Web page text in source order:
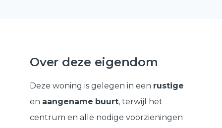
Over deze eigendom
Deze woning is gelegen in een rustige
en aangename buurt, terwijl het
centrum en alle nodige voorzieningen